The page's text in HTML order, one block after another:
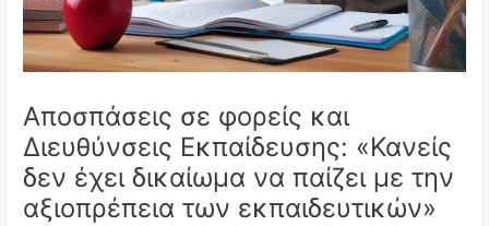
Αποσπάσεις σε φορείς και
Διευθύνσεις Εκπαίδευσης: «Κανείς
δεν έχει δικαίωμα να παίζει με την
αξιοπρέπεια των εκπαιδευτικών»